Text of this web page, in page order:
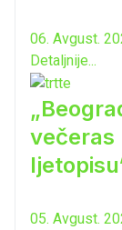
06. Avgust.
Detaljnije...
večeras
05. Avgust.